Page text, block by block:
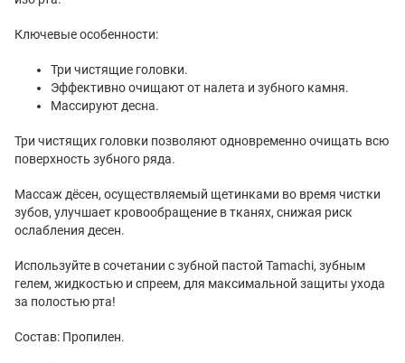
Ключевые особенности:
Три чистящие головки.
Эффективно очищают от налета и зубного камня.
Массируют десна.
Три чистящих головки позволяют одновременно очищать всю
поверхность зубного ряда.
Массаж дёсен, осуществляемый щетинками во время чистки
зубов, улучшает кровообращение в тканях, снижая риск
ослабления десен.
Используйте в сочетании с зубной пастой Tamachi, зубным
гелем, жидкостью и спреем, для максимальной защиты ухода
за полостью рта!
Состав: Пропилен.